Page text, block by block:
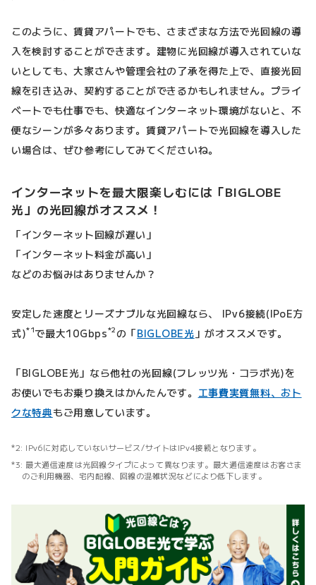
このように、賃貸アパートでも、さまざまな方法で光回線の導
入を検討することができます。建物に光回線が導入されていな
いとしても、大家さんや管理会社の了承を得た上で、直接光回
線を引き込み、契約することができるかもしれません。プライ
ベートでも仕事でも、快適なインターネット環境がないと、不
便なシーンが多々あります。賃貸アパートで光回線を導入した
い場合は、ぜひ参考にしてみてくださいね。
インターネットを最大限楽しむには「BIGLOBE
光」の光回線がオススメ！
「インターネット回線が遅い」
「インターネット料金が高い」
などのお悩みはありませんか？
安定した速度とリーズナブルな光回線なら、 IPv6接続(IPoE方
式)*1で最大10Gbps*2の「BIGLOBE光 」がオススメです。
「BIGLOBE光」なら他社の光回線(フレッツ光・コラボ光)を
お使いでもお乗り換えはかんたんです。 工事費実質無料、おト
クな特典もご用意しています。
IPv6に対応していないサービス/サイトはIPv4接続となります。
最大通信速度は光回線タイプによって異なります。最大通信速度はお客さま
のご利用機器、宅内配線、回線の混雑状況などにより低下します。